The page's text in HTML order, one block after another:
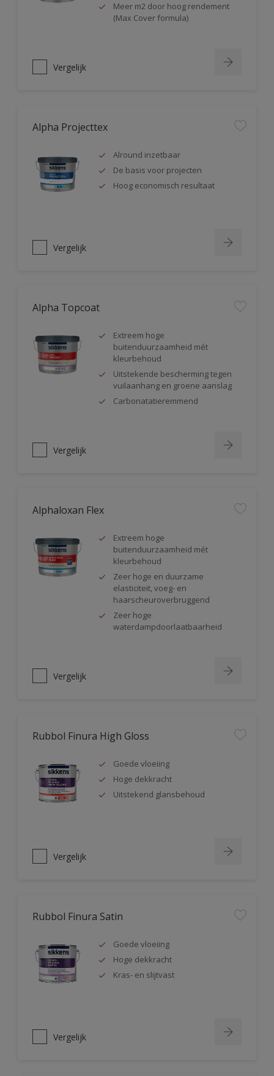
Meer m2 door hoog rendement
(Max Cover formula)
Vergelijk
Alpha Projecttex
Alround inzetbaar
De basis voor projecten
Hoog economisch resultaat
Vergelijk
Alpha Topcoat
Extreem hoge
buitenduurzaamheid mét
kleurbehoud
Uitstekende bescherming tegen
vuilaanhang en groene aanslag
Carbonatatieremmend
Vergelijk
Alphaloxan Flex
Extreem hoge
buitenduurzaamheid mét
kleurbehoud
Zeer hoge en duurzame
elasticiteit, voeg- en
haarscheuroverbruggend
Zeer hoge
waterdampdoorlaatbaarheid
Vergelijk
Rubbol Finura High Gloss
Goede vloeiing
Hoge dekkracht
Uitstekend glansbehoud
Vergelijk
Rubbol Finura Satin
Goede vloeiing
Hoge dekkracht
Kras- en slijtvast
Vergelijk